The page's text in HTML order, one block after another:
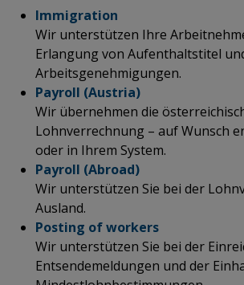
Immigration
Wir unterstützen Ihre
Erlangung von Aufenthaltstitel
Arbeitsgenehmigungen.
Payroll (Austria)
Wir übernehmen die
Lohnverrechnung – auf Wunsch
oder in Ihrem System.
Payroll (Abroad)
Wir unterstützen Sie bei der
Ausland.
Posting of workers
Wir unterstützen Sie bei der
Entsendemeldungen und der